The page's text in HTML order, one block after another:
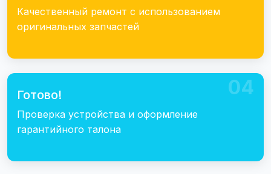
Качественный ремонт с использованием
оригинальных запчастей
04
Готово!
Проверка устройства и оформление
гарантийного талона